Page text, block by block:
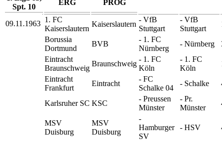
Spt. 10
ERG PROG
09.11.1963 1. FC
Kaiserslautern
Kaiserslautern
- VfB
Stuttgart
- VfB
Stuttgart
Borussia
Dortmund
BVB
- 1. FC
Nürnberg
- Nürnberg
Eintracht
Braunschweig
Braunschweig
- 1. FC
Köln
- 1. FC
Köln
Eintracht
Frankfurt
Eintracht
- FC
Schalke 04
- Schalke
Karlsruher SC KSC
- Preussen
Münster
- Pr.
Münster
MSV
Duisburg
MSV
Duisburg
-
Hamburger
SV
- HSV